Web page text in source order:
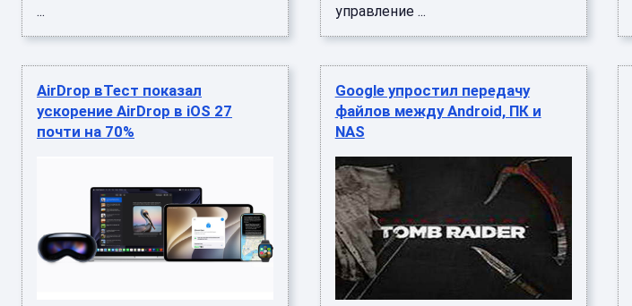
...
управление ...
AirDrop вТест показал
ускорение AirDrop в iOS 27
почти на 70%
Google упростил передачу
файлов между Android, ПК и
NAS